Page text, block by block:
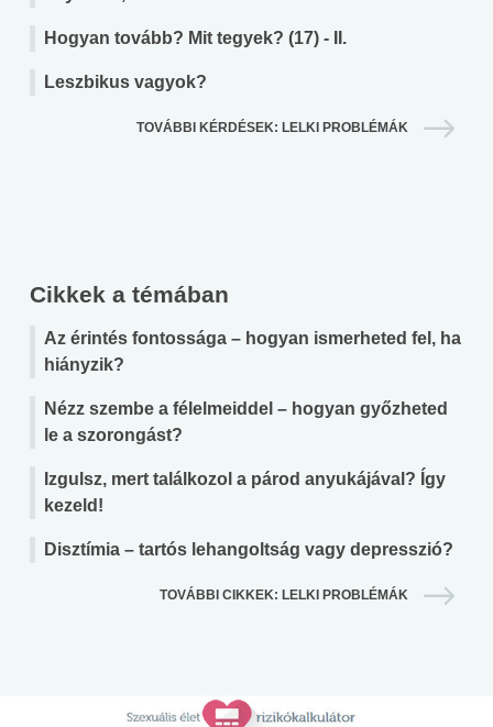
Hogyan tovább? Mit tegyek? (17) - II.
Leszbikus vagyok?
TOVÁBBI KÉRDÉSEK: LELKI PROBLÉMÁK
Cikkek a témában
Az érintés fontossága – hogyan ismerheted fel, ha
hiányzik?
Nézz szembe a félelmeiddel – hogyan győzheted
le a szorongást?
Izgulsz, mert találkozol a párod anyukájával? Így
kezeld!
Disztímia – tartós lehangoltság vagy depresszió?
TOVÁBBI CIKKEK: LELKI PROBLÉMÁK